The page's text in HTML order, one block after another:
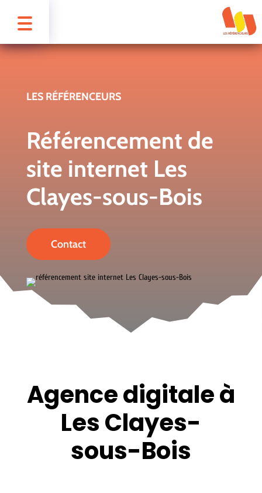
LES RÉFÉRENCEURS
Référencement de
site internet Les
Clayes-sous-Bois
Contact
Agence digitale à
Les Clayes-
sous-Bois